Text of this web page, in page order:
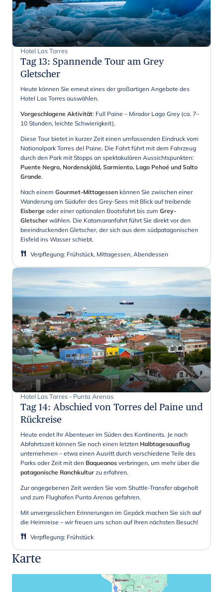
Hotel Las Torres
Tag 13: Spannende Tour am Grey
Gletscher
Heute können Sie erneut eines der großartigen Angebote des
Hotel Las Torres auswählen.
Vorgeschlagene Aktivität: Full Paine – Mirador Lago Grey (ca. 7–
10 Stunden, leichte Schwierigkeit).
Diese Tour bietet in kurzer Zeit einen umfassenden Eindruck vom
Nationalpark Torres del Paine. Die Fahrt führt mit dem Fahrzeug
durch den Park mit Stopps an spektakulären Aussichtspunkten:
Puente Negro, Nordenskjöld, Sarmiento, Lago Pehoé und Salto
Grande.
Nach einem Gourmet-Mittagessen können Sie zwischen einer
Wanderung am Südufer des Grey-Sees mit Blick auf treibende
Eisberge oder einer optionalen Bootsfahrt bis zum Grey-
Gletscher wählen. Die Katamaranfahrt führt Sie direkt vor den
beeindruckenden Gletscher, der sich aus dem südpatagonischen
Eisfeld ins Wasser schiebt.
Verpflegung: Frühstück, Mittagessen, Abendessen
Hotel Las Torres - Punta Arenas
Tag 14: Abschied von Torres del Paine und
Rückreise
Heute endet Ihr Abenteuer im Süden des Kontinents. Je nach
Abfahrtszeit können Sie noch einen letzten Halbtagesausflug
unternehmen – etwa einen Ausritt durch verschiedene Teile des
Parks oder Zeit mit den Baqueanos verbringen, um mehr über die
patagonische Ranchkultur zu erfahren.
Zur angegebenen Zeit werden Sie vom Shuttle-Transfer abgeholt
und zum Flughafen Punta Arenas gefahren.
Mit unvergesslichen Erinnerungen im Gepäck machen Sie sich auf
die Heimreise – wir freuen uns schon auf Ihren nächsten Besuch!
Verpflegung: Frühstück
Karte